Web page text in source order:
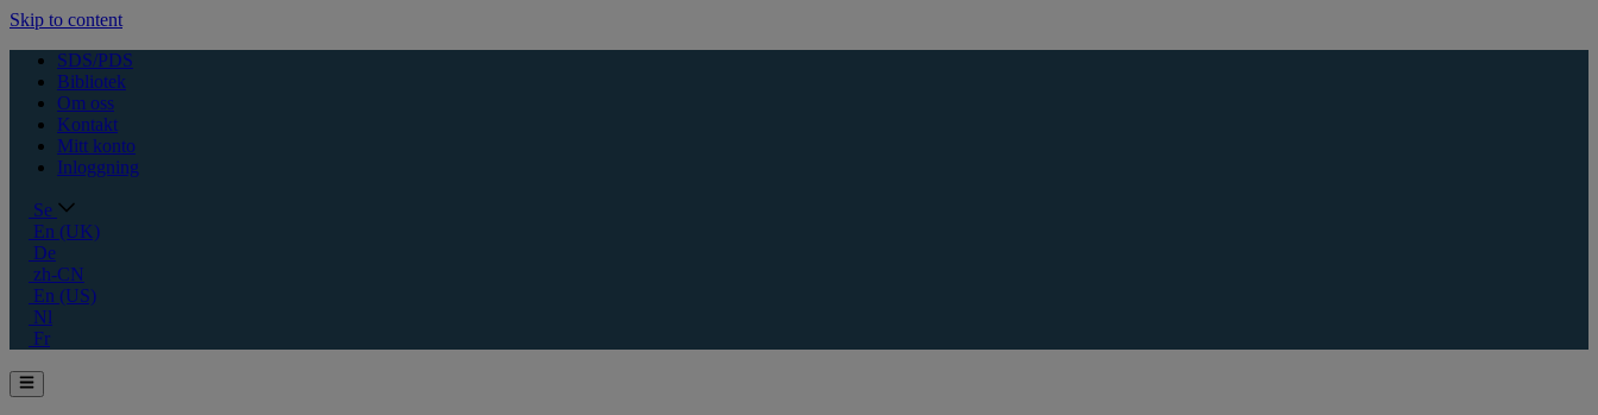
Skip to content
SDS/PDS
Bibliotek
Om oss
Kontakt
Mitt konto
Inloggning
Se
En (UK)
De
zh-CN
En (US)
Nl
Fr